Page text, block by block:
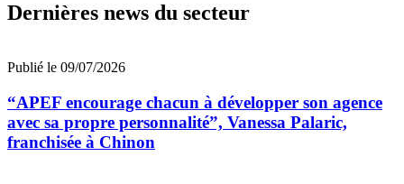
Dernières news du secteur
Publié le 09/07/2026
“APEF encourage chacun à développer son agence
avec sa propre personnalité”, Vanessa Palaric,
franchisée à Chinon